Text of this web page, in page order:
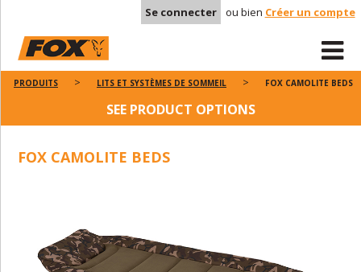
Se connecter ou bien Créer un compte
PRODUITS LITS ET SYSTÈMES DE SOMMEIL FOX CAMOLITE BEDS
SEE PRODUCT OPTIONS
FOX CAMOLITE BEDS